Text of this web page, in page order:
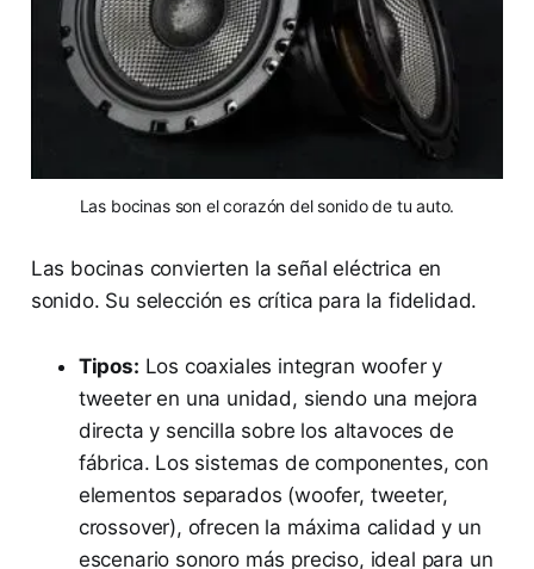
Las bocinas son el corazón del sonido de tu auto.
Las bocinas convierten la señal eléctrica en
sonido. Su selección es crítica para la fidelidad.
Tipos: Los coaxiales integran woofer y
tweeter en una unidad, siendo una mejora
directa y sencilla sobre los altavoces de
fábrica. Los sistemas de componentes, con
elementos separados (woofer, tweeter,
crossover), ofrecen la máxima calidad y un
escenario sonoro más preciso, ideal para un